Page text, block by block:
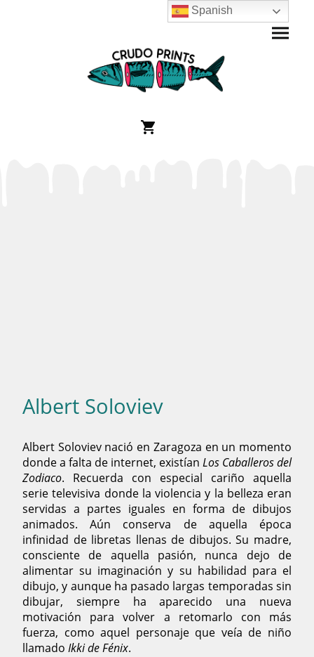
Albert Soloviev
Albert Soloviev nació en Zaragoza en un momento
donde a falta de internet, existían Los Caballeros del
Zodiaco. Recuerda con especial cariño aquella
serie televisiva donde la violencia y la belleza eran
servidas a partes iguales en forma de dibujos
animados. Aún conserva de aquella época
infinidad de libretas llenas de dibujos. Su madre,
consciente de aquella pasión, nunca dejo de
alimentar su imaginación y su habilidad para el
dibujo, y aunque ha pasado largas temporadas sin
dibujar, siempre ha aparecido una nueva
motivación para volver a retomarlo con más
fuerza, como aquel personaje que veía de niño
llamado Ikki de Fénix.
Spanish